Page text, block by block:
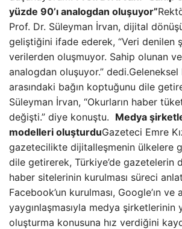
yüzde 90’ı analogdan oluşuyor”
Prof. Dr. Süleyman İrvan, dijital
geliştiğini ifade ederek, “Veri denilen
verilerden oluşmuyor. Sahip olunan
analogdan oluşuyor.” dedi.Geleneksel
arasındaki bağın koptuğunu dile
Süleyman İrvan, “Okurların haber
değişti.” diye konuştu. Medya
modelleri oluşturduGazeteci Emre
gazetecilikte dijitalleşmenin ülkelere
dile getirerek, Türkiye’de gazetelerin
haber sitelerinin kurulması süreci
Facebook’un kurulması, Google’ın ve
yaygınlaşmasıyla medya şirketlerinin
oluşturma konusuna hız verdiğini